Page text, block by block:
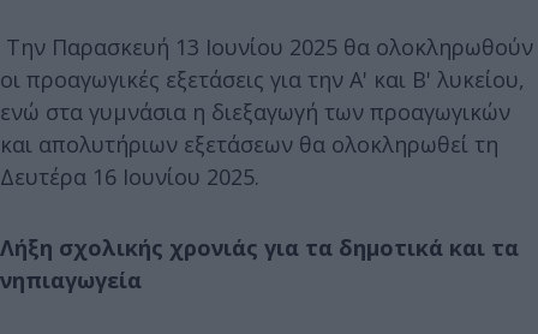
Την Παρασκευή 13 Ιουνίου 2025 θα ολοκληρωθούν
οι προαγωγικές εξετάσεις για την Α' και Β' λυκείου,
ενώ στα γυμνάσια η διεξαγωγή των προαγωγικών
και απολυτήριων εξετάσεων θα ολοκληρωθεί τη
Δευτέρα 16 Ιουνίου 2025.
Λήξη σχολικής χρονιάς για τα δημοτικά και τα
νηπιαγωγεία